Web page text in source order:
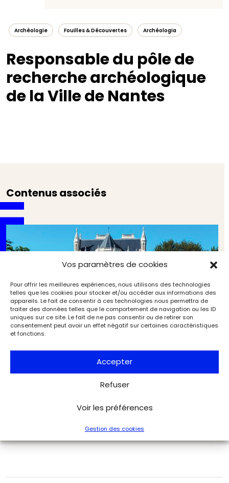
Vos paramètres de cookies
Pour offrir les meilleures expériences, nous utilisons des technologies
telles que les cookies pour stocker et/ou accéder aux informations des
appareils. Le fait de consentir à ces technologies nous permettra de
traiter des données telles que le comportement de navigation ou les ID
uniques sur ce site. Le fait de ne pas consentir ou de retirer son
consentement peut avoir un effet négatif sur certaines caractéristiques
et fonctions.
Accepter
Refuser
Voir les préférences
Gestion des cookies
Archéologie Fouilles & Découvertes Archéologia
Responsable du pôle de
recherche archéologique
de la Ville de Nantes
Contenus associés
Rezé : le Chronographe célèbre l’archéologie près